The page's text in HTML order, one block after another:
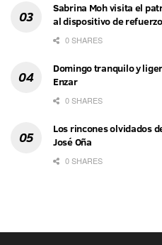
Sabrina Moh visita el
al dispositivo de
0 SHARES
Domingo tranquilo y
Enzar
0 SHARES
Los rincones olvidados
José Oña
0 SHARES